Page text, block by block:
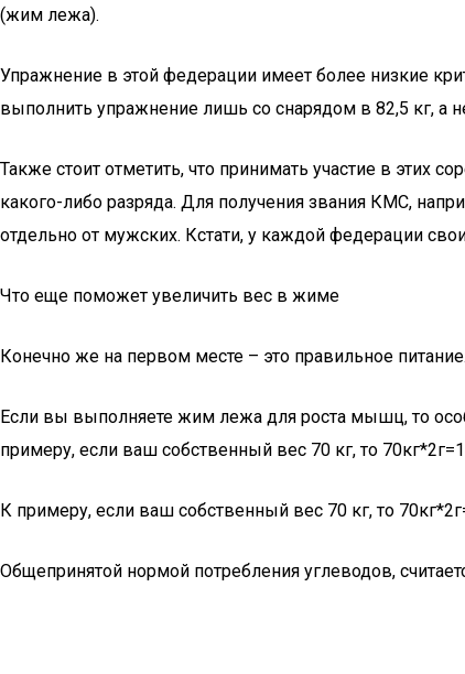
(жим лежа).
Упражнение в этой федерации имеет более низкие
выполнить упражнение лишь со снарядом в 82,5 кг, а
Также стоит отметить, что принимать участие в этих
какого-либо разряда. Для получения звания КМС,
отдельно от мужских. Кстати, у каждой федерации
Что еще поможет увеличить вес в жиме
Конечно же на первом месте – это правильное
Если вы выполняете жим лежа для роста мышц, то
примеру, если ваш собственный вес 70 кг, то
К примеру, если ваш собственный вес 70 кг, то
Общепринятой нормой потребления углеводов,